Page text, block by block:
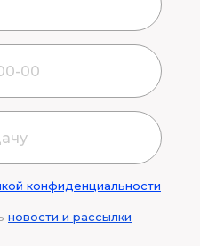
конфиденциальности
новости и рассылки